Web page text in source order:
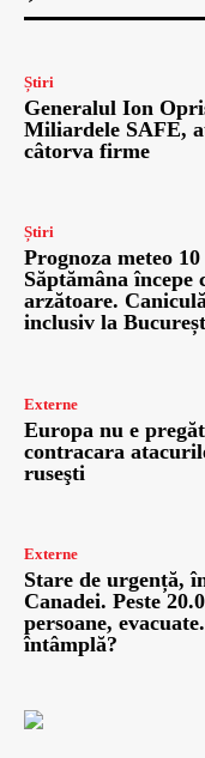
Știri
Generalul Ion
Miliardele SAFE,
câtorva firme
Știri
Prognoza meteo
Săptămâna
arzătoare.
inclusiv la
Externe
Europa nu e
contracara
ruseşti
Externe
Stare de urgență,
Canadei. Peste
persoane,
întâmplă?